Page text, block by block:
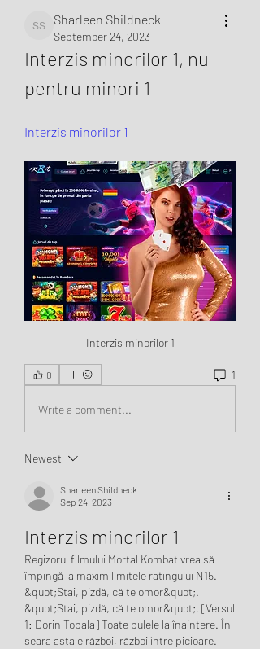
Sharleen Shildneck
Sharleen Shildneck
September 24, 2023
Interzis minorilor 1, nu
pentru minori 1
Interzis minorilor 1
Interzis minorilor 1
0 1
Write a comment...
Newest
Sharleen Shildneck
Sep 24, 2023
Interzis minorilor 1
Regizorul filmului Mortal Kombat vrea să
împingă la maxim limitele ratingului N15.
&quot;Stai, pizdă, că te omor&quot;.
&quot;Stai, pizdă, că te omor&quot;. [Versul
1: Dorin Topala] Toate pulele la înaintere. În
seara asta e război, război între picioare.